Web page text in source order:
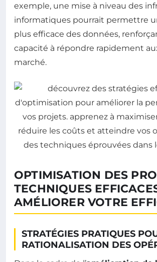
exemple, une mise à niveau des
informatiques pourrait permettre
plus efficace des données,
capacité à répondre rapidement
marché.
OPTIMISATION DES
TECHNIQUES
AMÉLIORER VOTRE
STRATÉGIES PRATIQUES
RATIONALISATION DES